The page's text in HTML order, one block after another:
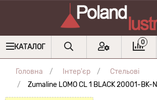
КАТАЛОГ
0
Головна Інтер'єр
Стельові
Zumaline LOMO CL 1 BLACK 20001-BK-N